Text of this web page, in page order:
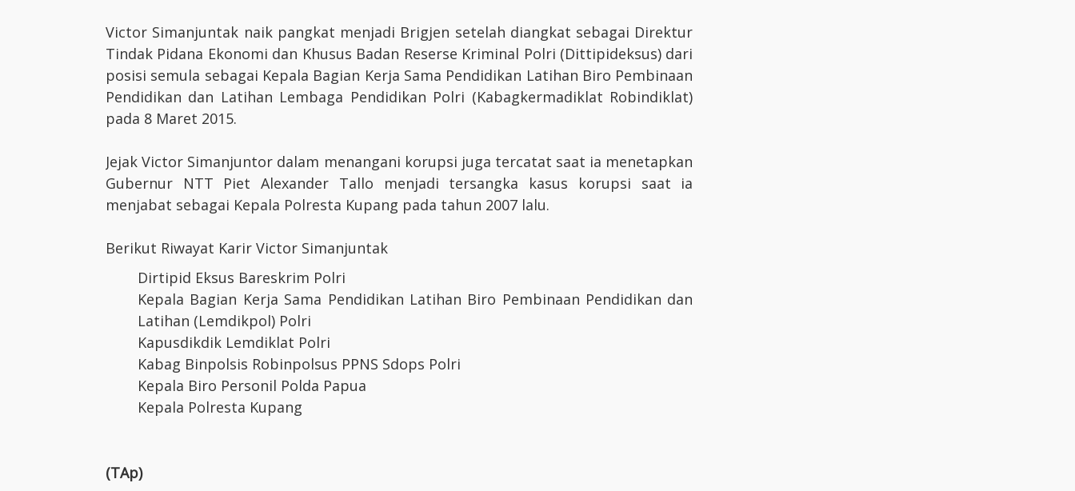
Victor Simanjuntak naik pangkat menjadi Brigjen setelah diangkat sebagai Direktur
Tindak Pidana Ekonomi dan Khusus Badan Reserse Kriminal Polri (Dittipideksus) dari
posisi semula sebagai Kepala Bagian Kerja Sama Pendidikan Latihan Biro Pembinaan
Pendidikan dan Latihan Lembaga Pendidikan Polri (Kabagkermadiklat Robindiklat)
pada 8 Maret 2015.
Jejak Victor Simanjuntor dalam menangani korupsi juga tercatat saat ia menetapkan
Gubernur NTT Piet Alexander Tallo menjadi tersangka kasus korupsi saat ia
menjabat sebagai Kepala Polresta Kupang pada tahun 2007 lalu.
Berikut Riwayat Karir Victor Simanjuntak
Dirtipid Eksus Bareskrim Polri
Kepala Bagian Kerja Sama Pendidikan Latihan Biro Pembinaan Pendidikan dan
Latihan (Lemdikpol) Polri
Kapusdikdik Lemdiklat Polri
Kabag Binpolsis Robinpolsus PPNS Sdops Polri
Kepala Biro Personil Polda Papua
Kepala Polresta Kupang
(TAp)